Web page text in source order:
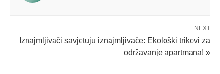
NEXT
Iznajmljivači savjetuju iznajmljivače: Ekološki trikovi za
održavanje apartmana! »